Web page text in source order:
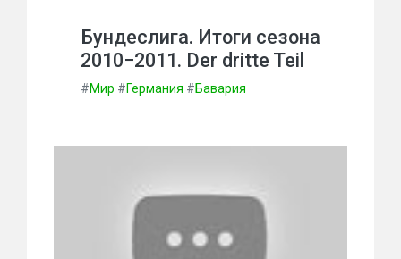
Бундеслига. Итоги сезона
2010−2011. Der dritte Teil
#Мир #Германия #Бавария